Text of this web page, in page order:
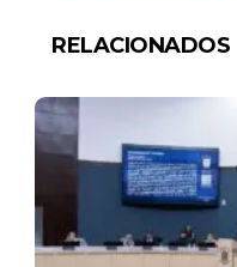
RELACIONADOS